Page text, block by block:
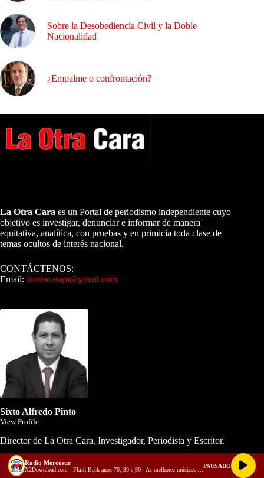
Sobre la Desobediencia Civil y la Doble
Nacionalidad
¿Empalme o confrontación?
La Otra Cara es un Portal de periodismo independiente cuyo
objetivo es investigar, denunciar e informar de manera
equitativa, analítica, con pruebas y en primicia toda clase de
temas ocultos de interés nacional.
CONTÁCTENOS:
Email: laotracarapi@gmail.com
Sixto Alfredo Pinto
View Profile
Director de La Otra Cara. Investigador, Periodista y Escritor.
Radio Mercosur PAUSADO